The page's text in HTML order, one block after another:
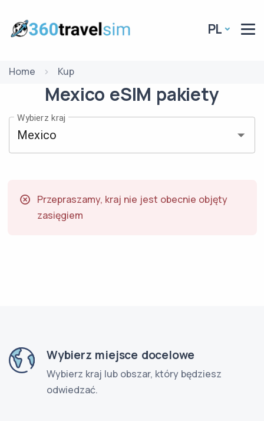
PL
Home Kup
Mexico eSIM pakiety
Wybierz kraj
Przepraszamy, kraj nie jest obecnie objęty
zasięgiem
Wybierz miejsce docelowe
Wybierz kraj lub obszar, który będziesz
odwiedzać.